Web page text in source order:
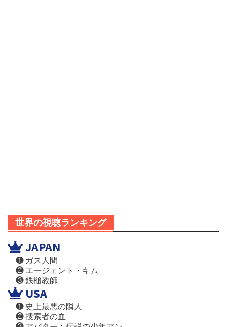
世界の視聴ランキング
JAPAN
❶ ガス人間
❷ エージェント・キム
❸ 鉄槌教師
USA
❶ 史上最悪の隣人
❷ 捜索者の血